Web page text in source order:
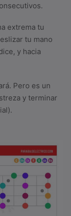
extrema tu
tu mano
y hacia
Pero es un
y terminar